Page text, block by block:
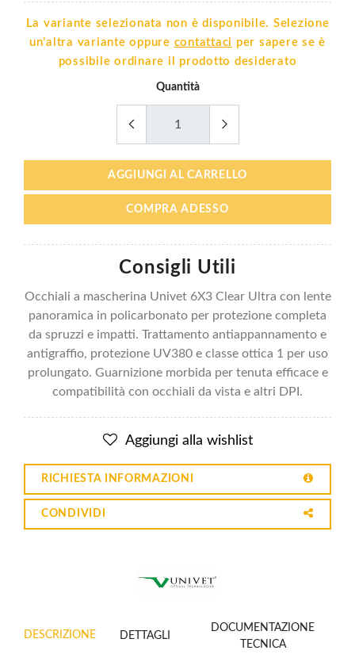
La variante selezionata non è disponibile. Selezione
un’altra variante oppure contattaci per sapere se è
possibile ordinare il prodotto desiderato
Quantità
AGGIUNGI AL CARRELLO
COMPRA ADESSO
Consigli Utili
Occhiali a mascherina Univet 6X3 Clear Ultra con lente
panoramica in policarbonato per protezione completa
da spruzzi e impatti. Trattamento antiappannamento e
antigraffio, protezione UV380 e classe ottica 1 per uso
prolungato. Guarnizione morbida per tenuta efficace e
compatibilità con occhiali da vista e altri DPI.
Aggiungi alla wishlist
RICHIESTA INFORMAZIONI
CONDIVIDI
DESCRIZIONE DETTAGLI
DOCUMENTAZIONE
TECNICA